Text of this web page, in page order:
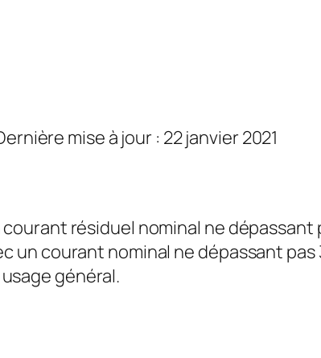
mise à jour : 22 janvier 2021
résiduel nominal ne dépassant
un courant nominal ne dépassant
général.